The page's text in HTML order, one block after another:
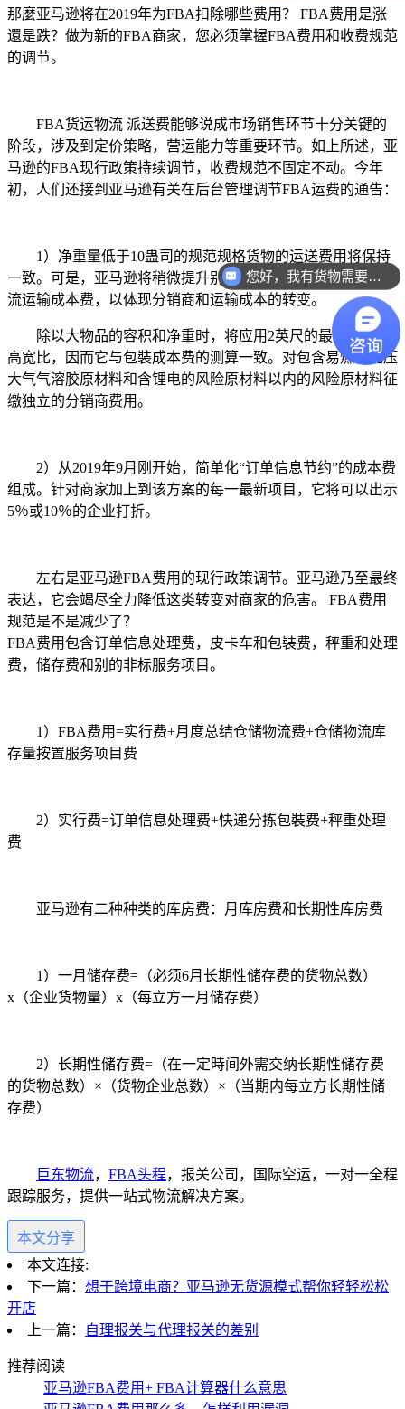
那麼亚马逊将在2019年为FBA扣除哪些费用？ FBA费用是涨
還是跌？做为新的FBA商家，您必须掌握FBA费用和收费规范
的调节。
FBA货运物流 派送费能够说成市场销售环节十分关键的
阶段，涉及到定价策略，营运能力等重要环节。如上所述，亚
马逊的FBA现行政策持续调节，收费规范不固定不动。今年
初，人们还接到亚马逊有关在后台管理调节FBA运费的通告：
1）净重量低于10蛊司的规范规格货物的运送费用将保持
一致。可是，亚马逊将稍微提升别的经营规模细分化货品的物
流运输成本费，以体现分销商和运输成本的转变。
除以大物品的容积和净重时，将应用2英尺的最少总宽和
高宽比，因而它与包裝成本费的测算一致。对包含易燃或充压
大气气溶胶原材料和含锂电的风险原材料以内的风险原材料征
缴独立的分销商费用。
2）从2019年9月刚开始，简单化“订单信息节约”的成本费
组成。针对商家加上到该方案的每一最新项目，它将可以出示
5％或10％的企业打折。
左右是亚马逊FBA费用的现行政策调节。亚马逊乃至最终
表达，它会竭尽全力降低这类转变对商家的危害。 FBA费用
规范是不是减少了？
FBA费用包含订单信息处理费，皮卡车和包裝费，秤重和处理
费，储存费和别的非标服务项目。
1）FBA费用=实行费+月度总结仓储物流费+仓储物流库
存量按置服务项目费
2）实行费=订单信息处理费+快递分拣包裝费+秤重处理
费
亚马逊有二种种类的库房费：月库房费和长期性库房费
1）一月储存费=（必须6月长期性储存费的货物总数）
x（企业货物量）x（每立方一月储存费）
2）长期性储存费=（在一定時间外需交纳长期性储存费
的货物总数）×（货物企业总数）×（当期内每立方长期性储
存费）
巨东物流， FBA头程，报关公司，国际空运，一对一全程
跟踪服务，提供一站式物流解决方案。
本文分享
本文连接:
下一篇： 想干跨境电商？亚马逊无货源模式帮你轻轻松松
开店
上一篇：
自理报关与代理报关的差别
推荐阅读
亚马逊FBA费用+ FBA计算器什么意思
您好，我有货物需要你们的产品。